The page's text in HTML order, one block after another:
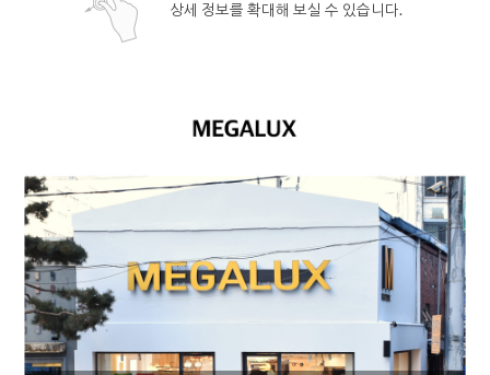
상세 정보를 확대해 보실 수 있습니다.